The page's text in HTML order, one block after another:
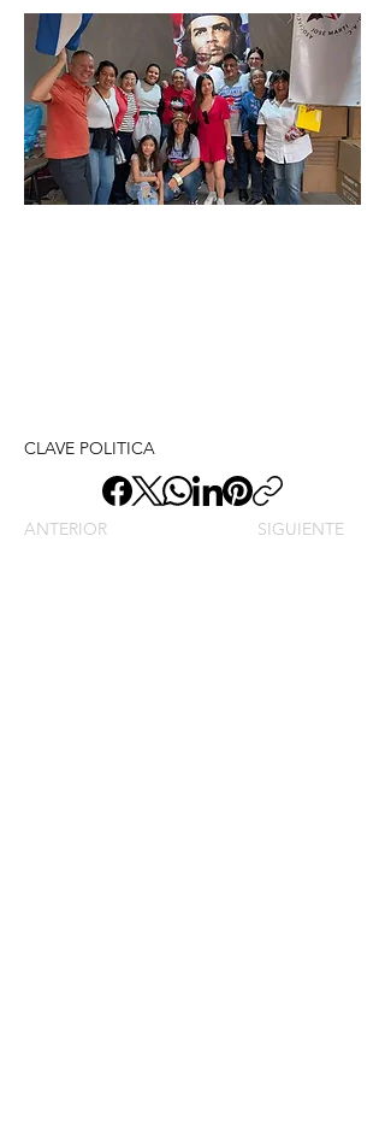
CLAVE POLITICA
ANTERIOR SIGUIENTE